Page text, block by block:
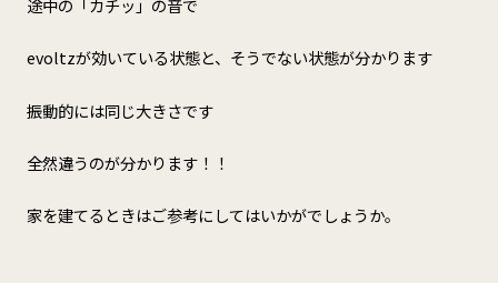
途中の「カチッ」の音で
evoltzが効いている状態と、そうでない状態が分かります
振動的には同じ大きさです
全然違うのが分かります！！
家を建てるときはご参考にしてはいかがでしょうか。